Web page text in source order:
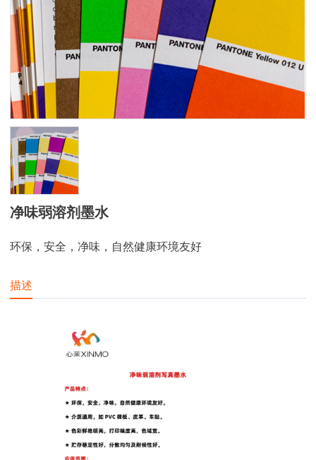
净味弱溶剂墨水
环保，安全，净味，自然健康环境友好
描述